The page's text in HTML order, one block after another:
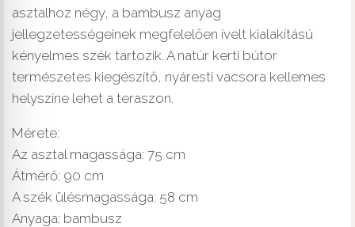
asztalhoz négy, a bambusz anyag
jellegzetességeinek megfelelően ívelt kialakítású
kényelmes szék tartozik. A natúr kerti bútor
természetes kiegészítő, nyáresti vacsora kellemes
helyszíne lehet a teraszon.
Mérete:
Az asztal magassága: 75 cm
Átmérő: 90 cm
A szék ülésmagassága: 58 cm
Anyaga: bambusz